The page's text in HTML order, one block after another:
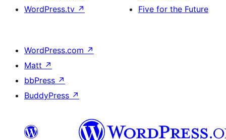
WordPress.tv ↗
Five for the Future
WordPress.com ↗
Matt ↗
bbPress ↗
BuddyPress ↗